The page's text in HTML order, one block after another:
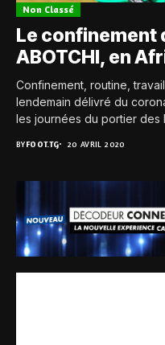
Non Classé
Le confinement
ABOTCHI, en
Confinement, routine,
lendemain délivré du
les journées du portier des
BYFOOT.TG 20 AVRIL 2020